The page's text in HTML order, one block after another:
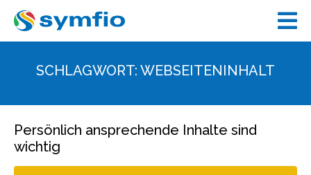
SCHLAGWORT: WEBSEITENINHALT
Persönlich ansprechende Inhalte sind
wichtig